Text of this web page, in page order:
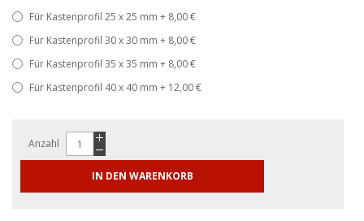
Für Kastenprofil 25 x 25 mm + 8,00 €
Für Kastenprofil 30 x 30 mm + 8,00 €
Für Kastenprofil 35 x 35 mm + 8,00 €
Für Kastenprofil 40 x 40 mm + 12,00 €
Anzahl
IN DEN WARENKORB